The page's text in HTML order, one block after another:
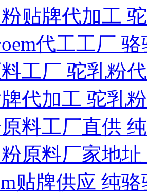
贴牌代加工
代工工厂
工厂 驼乳粉
代加工 驼乳
料工厂直供
原料厂家地址
贴牌供应 纯